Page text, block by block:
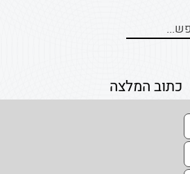
כתוב המלצה